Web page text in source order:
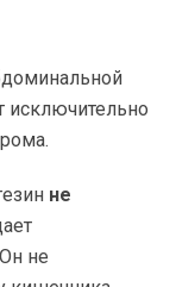
исключительно
не
не